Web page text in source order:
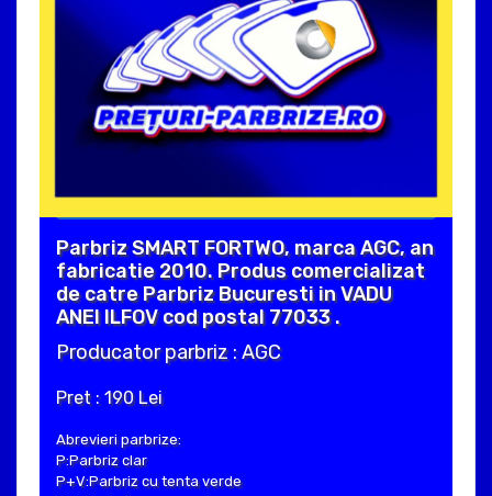
Parbriz SMART FORTWO, marca AGC, an
fabricatie 2010. Produs comercializat
de catre Parbriz Bucuresti in VADU
ANEI ILFOV cod postal 77033 .
Producator parbriz : AGC
Pret : 190 Lei
Abrevieri parbrize:
P:Parbriz clar
P+V:Parbriz cu tenta verde